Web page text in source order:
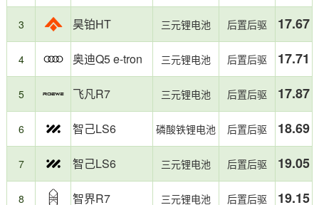
耗
真
用
户
提
电
记
耗
16.92kWh/100km
耗
17.37kWh/100km
耗
17.67kWh/100km
耗
23.68kWh/100km
耗
24.77kWh/100km
24.92kWh/100km
电
动
内
市
场
迎
的
3 昊铂HT 三元锂电池 后置后驱 17.67
4 奥迪Q5 e-tron 三元锂电池 后置后驱 17.71
5 飞凡R7 三元锂电池 后置后驱 17.87
6 智己LS6 磷酸铁锂电池 后置后驱 18.69
7 智己LS6 三元锂电池 后置后驱 19.05
8 智界R7 三元锂电池 后置后驱 19.15